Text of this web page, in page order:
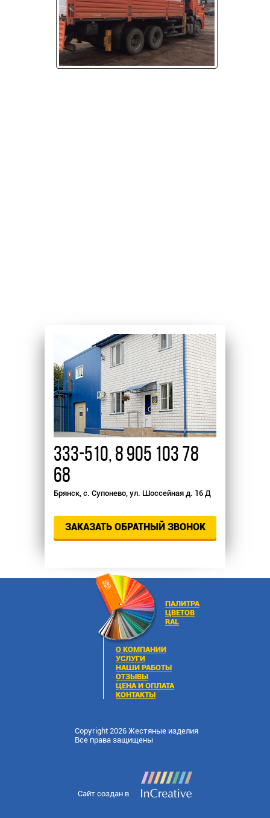
333-510, 8 905 103 78
68
Брянск, с. Супонево, ул. Шоссейная д. 16 Д
ЗАКАЗАТЬ ОБРАТНЫЙ ЗВОНОК
Copyright 2026 Жестяные изделия
Все права защищены
ПАЛИТРА
ЦВЕТОВ
RAL
О КОМПАНИИ
УСЛУГИ
НАШИ РАБОТЫ
ОТЗЫВЫ
ЦЕНА И ОПЛАТА
КОНТАКТЫ
Сайт создан в